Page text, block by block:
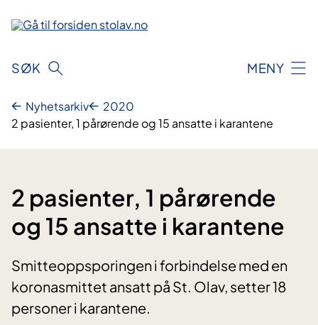
innhold
SØK MENY
Nyhetsarkiv
2020
2 pasienter, 1 pårørende og 15 ansatte i karantene
2 pasienter, 1 pårørende
og 15 ansatte i karantene
Smitteoppsporingen i forbindelse med en
koronasmittet ansatt på St. Olav, setter 18
personer i karantene.